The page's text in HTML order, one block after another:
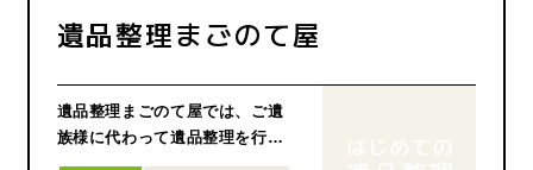
ておりますので、併せてご利用
されている空き家の解体も行い
ます。放置すると、無駄な固定
資産税の支払いや近隣トラブル
の原因になります。さらに、買
遺品整理まごのて屋
遺品整理まごのて屋では、ご遺
族様に代わって遺品整理を行っ
ております。